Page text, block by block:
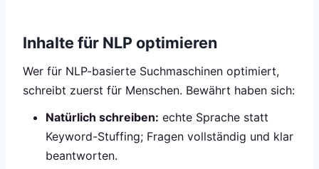
Inhalte für NLP optimieren
Wer für NLP-basierte Suchmaschinen optimiert,
schreibt zuerst für Menschen. Bewährt haben sich:
Natürlich schreiben: echte Sprache statt
Keyword-Stuffing; Fragen vollständig und klar
beantworten.